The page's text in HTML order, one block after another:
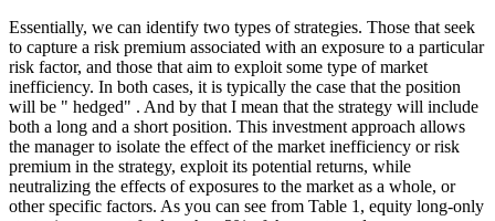
Essentially, we can identify two types of strategies. Those that seek
to capture a risk premium associated with an exposure to a particular
risk factor, and those that aim to exploit some type of market
inefficiency. In both cases, it is typically the case that the position
will be " hedged" . And by that I mean that the strategy will include
both a long and a short position. This investment approach allows
the manager to isolate the effect of the market inefficiency or risk
premium in the strategy, exploit its potential returns, while
neutralizing the effects of exposures to the market as a whole, or
other specific factors. As you can see from Table 1, equity long-only